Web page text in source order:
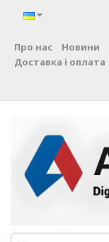
Про нас Новини
Доставка і оплата